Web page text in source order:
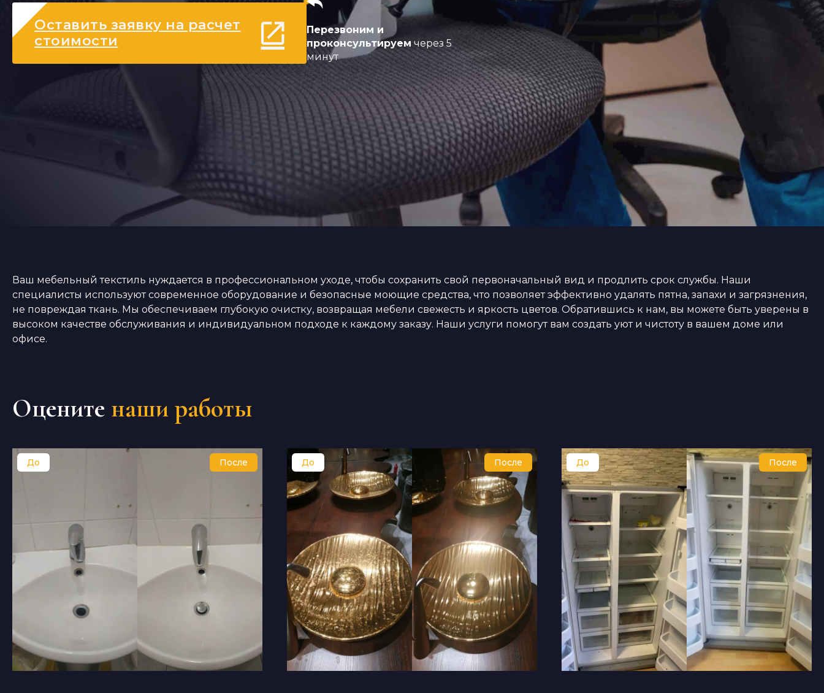
Оставить заявку на расчет
стоимости
Перезвоним и
проконсультируем через 5
минут
Ваш мебельный текстиль нуждается в профессиональном уходе, чтобы сохранить свой первоначальный вид и продлить срок службы. Наши
специалисты используют современное оборудование и безопасные моющие средства, что позволяет эффективно удалять пятна, запахи и загрязнения,
не повреждая ткань. Мы обеспечиваем глубокую очистку, возвращая мебели свежесть и яркость цветов. Обратившись к нам, вы можете быть уверены в
высоком качестве обслуживания и индивидуальном подходе к каждому заказу. Наши услуги помогут вам создать уют и чистоту в вашем доме или
офисе.
Оцените наши работы